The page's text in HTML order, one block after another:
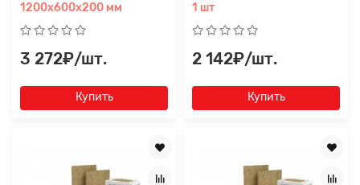
1200х600х200 мм
3 272₽/шт.
Купить
1 шт
2 142₽/шт.
Купить